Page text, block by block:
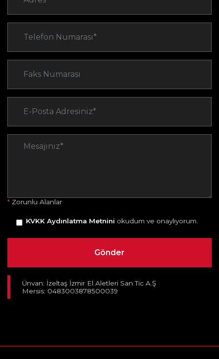
* Zorunlu Alanlar
KVKK Aydınlatma Metnini okudum ve onaylıyorum.
Ünvan: İzeltaş İzmir El Aletleri San Tic A.Ş
Mersis: 0483003878500039